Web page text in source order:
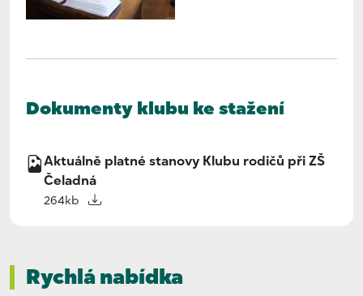
Dokumenty klubu ke stažení
Aktuálně platné stanovy Klubu rodičů při ZŠ
Čeladná
264kb
Rychlá nabídka